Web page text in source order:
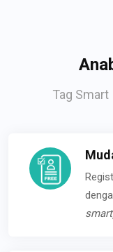
Tag Smart